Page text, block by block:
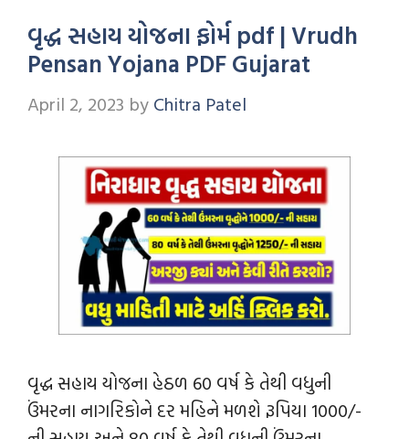
વૃદ્ધ સહાય યોજના ફોર્મ pdf | Vrudh
Pensan Yojana PDF Gujarat
April 2, 2023 by Chitra Patel
વૃદ્ધ સહાય યોજના હેઠળ 60 વર્ષ કે તેથી વધુની
ઉંમરના નાગરિકોને દર મહિને મળશે રૂપિયા 1000/-